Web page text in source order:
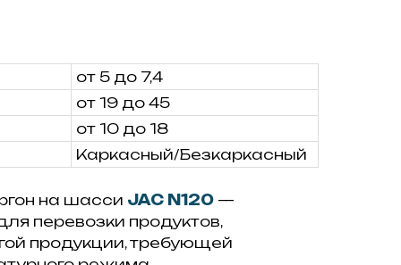
от 5 до 7,4
от 19 до 45
от 10 до 18
Каркасный/Безкаркасный
на шасси JAC N120 —
перевозки продуктов,
продукции, требующей